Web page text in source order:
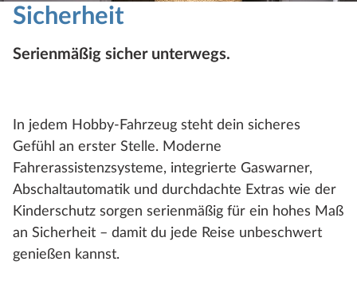
Sicherheit
Serienmäßig sicher unterwegs.
In jedem Hobby-Fahrzeug steht dein sicheres
Gefühl an erster Stelle. Moderne
Fahrerassistenzsysteme, integrierte Gaswarner,
Abschaltautomatik und durchdachte Extras wie der
Kinderschutz sorgen serienmäßig für ein hohes Maß
an Sicherheit – damit du jede Reise unbeschwert
genießen kannst.